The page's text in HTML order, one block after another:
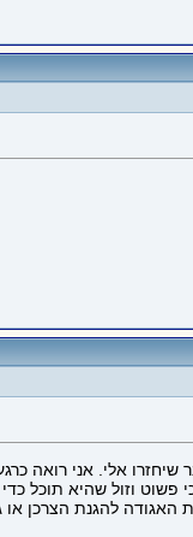
אלי. אני רואה
וזול שהיא תוכל
האגודה להגנת הצרכן